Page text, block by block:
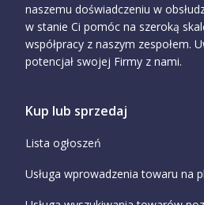
naszemu doświadczeniu w
w stanie Ci pomóc na szeroką
współpracy z naszym zespołem.
potencjał swojej Firmy z nami.
Kup lub sprzedaj
Lista ogłoszeń
Usługa wprowadzenia towaru na